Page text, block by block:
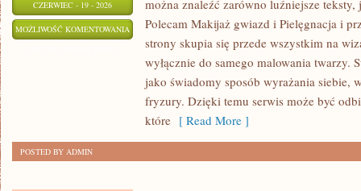
CZERWIEC - 19 - 2026
MOŻLIWOŚĆ KOMENTOWANIA STYLIZACJA
FRYZUR
można znaleźć zarówno luźniejsze
Polecam Makijaż gwiazd i Pielęgnacja i
strony skupia się przede wszystkim na
wyłącznie do samego malowania twarzy.
jako świadomy sposób wyrażania siebie,
fryzury. Dzięki temu serwis może być
które [ Read More ]
POSTED BY ADMIN